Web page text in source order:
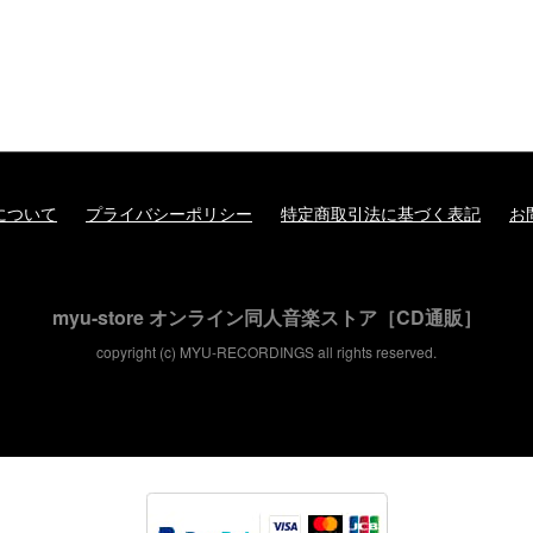
ついて プライバシーポリシー 特定商取引法に基づく表記 お
myu-store オンライン同人音楽ストア［CD通販］
copyright (c) MYU-RECORDINGS all rights reserved.